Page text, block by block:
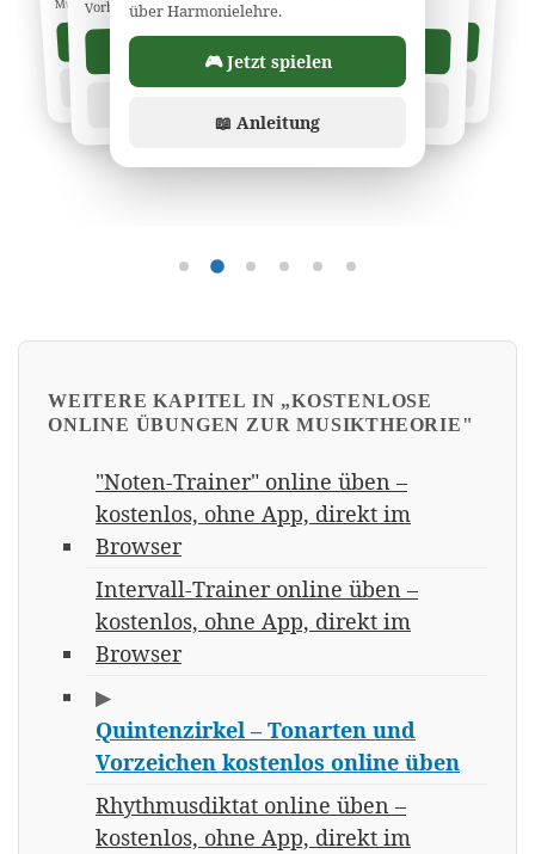
Interaktiver Karussell mit
über Harmonielehre.
🎮 Jetzt spielen
📖 Anleitung
🎮 Jetzt spielen
📖 Anleitung
🎮 Jetzt spielen
📖 Anleitung
Übung 1
Übung 2
WEITERE KAPITEL IN „KOSTENLOSE
ONLINE ÜBUNGEN ZUR MUSIKTHEORIE"
"Noten-Trainer" online üben –
kostenlos, ohne App, direkt im
Browser
Intervall-Trainer online üben –
kostenlos, ohne App, direkt im
Browser
▶
Quintenzirkel – Tonarten und
Vorzeichen kostenlos online üben
Rhythmusdiktat online üben –
kostenlos, ohne App, direkt im